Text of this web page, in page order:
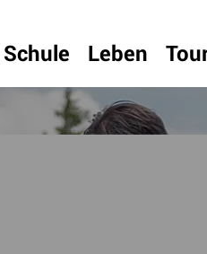
Schule Leben